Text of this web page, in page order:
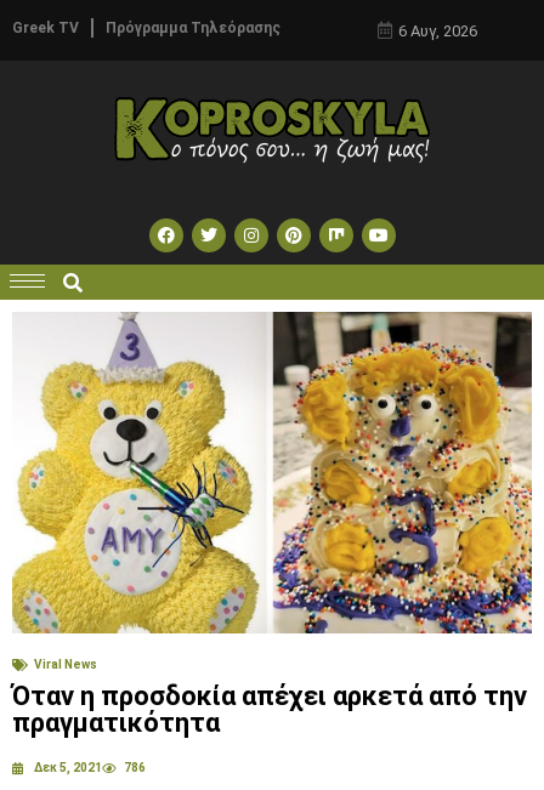
Greek TV Πρόγραμμα Τηλεόρασης 6 Αυγ, 2026
Viral News
Όταν η προσδοκία απέχει αρκετά από την
πραγματικότητα
Δεκ 5, 2021 786